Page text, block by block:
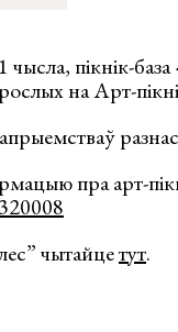
чысла, пікнік-
на Арт-
пра арт-
чытайцетут.